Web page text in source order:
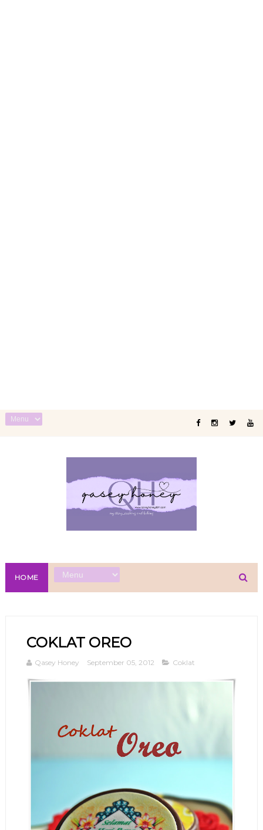
HOME
COKLAT OREO
Qasey Honey September 05, 2012 Coklat